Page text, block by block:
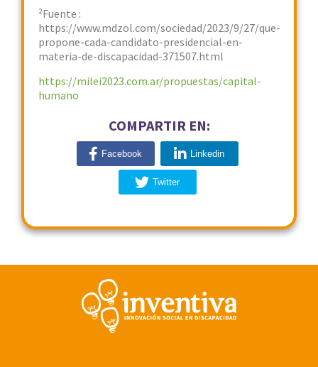
²Fuente :
https://www.mdzol.com/sociedad/2023/9/27/que-
propone-cada-candidato-presidencial-en-
materia-de-discapacidad-371507.html
https://milei2023.com.ar/propuestas/capital-
humano
COMPARTIR EN:
Facebook Linkedin
Twitter